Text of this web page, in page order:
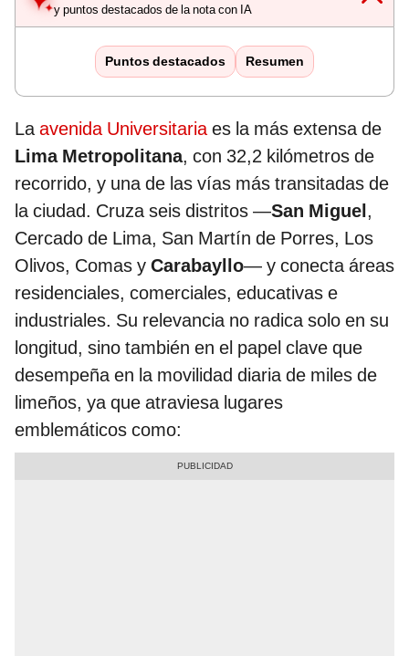
y puntos destacados de la nota con IA
Puntos destacados Resumen
Laavenida Universitariaes la más extensa de
Lima Metropolitana, con 32,2 kilómetros de
recorrido, y una de las vías más transitadas de
la ciudad. Cruza seis distritos —San Miguel,
Cercado de Lima, San Martín de Porres, Los
Olivos, Comas y Carabayllo— y conecta áreas
residenciales, comerciales, educativas e
industriales. Su relevancia no radica solo en su
longitud, sino también en el papel clave que
desempeña en la movilidad diaria de miles de
limeños, ya que atraviesa lugares
emblemáticos como: